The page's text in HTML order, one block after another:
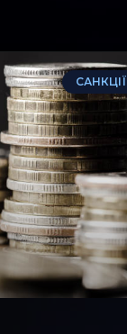
САНКЦІЇ